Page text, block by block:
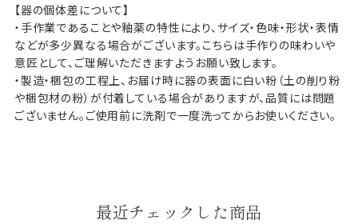
【器の個体差について】
・手作業であることや釉薬の特性により、サイズ・色味・形状・表情
などが多少異なる場合がございます。こちらは手作りの味わいや
意匠として、ご理解いただきますようお願い致します。
・製造・梱包の工程上、お届け時に器の表面に白い粉（土の削り粉
や梱包材の粉）が付着している場合がありますが、品質には問題
ございません。ご使用前に洗剤で一度洗ってからお使いください。
最近チェックした商品